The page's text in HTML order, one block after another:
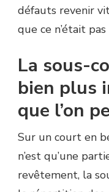
défauts revenir
que ce n’était pas
La sous-
bien plus
que l’on
Sur un court en
n’est qu’une
revêtement, la